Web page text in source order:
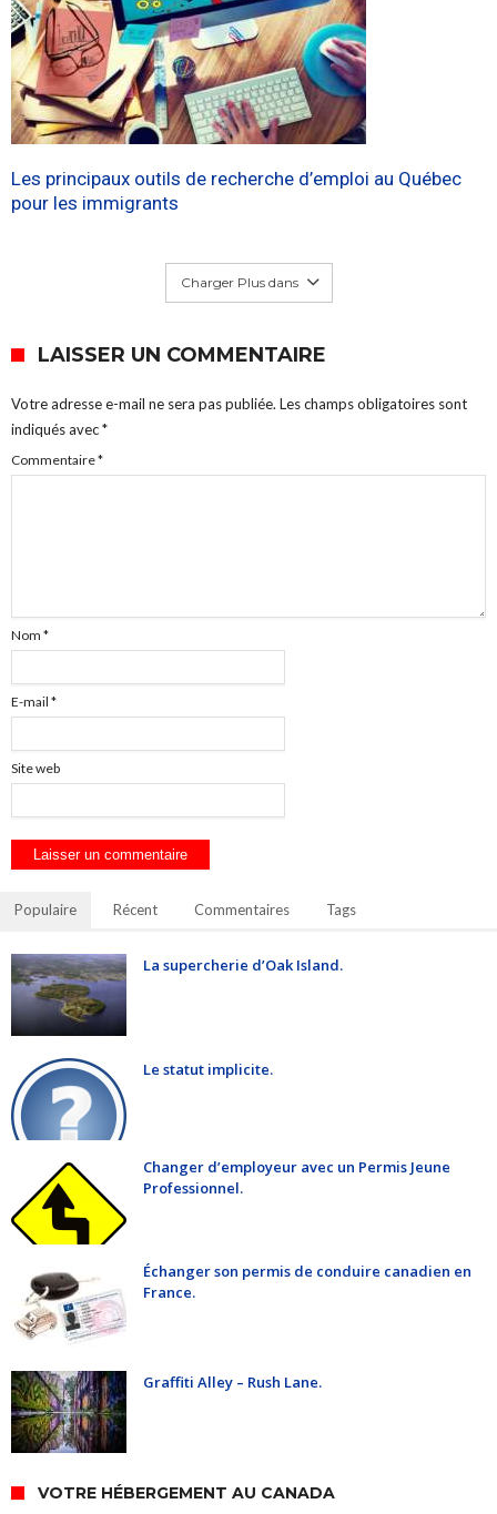
Les principaux outils de recherche d’emploi au Québec
pour les immigrants
Charger Plus dans
LAISSER UN COMMENTAIRE
Votre adresse e-mail ne sera pas publiée. Les champs obligatoires sont
indiqués avec*
Commentaire*
Nom *
E-mail *
Site web
Populaire Récent Commentaires Tags
La supercherie d’Oak Island.
Le statut implicite.
Changer d’employeur avec un Permis Jeune
Professionnel.
Échanger son permis de conduire canadien en
France.
Graffiti Alley – Rush Lane.
VOTRE HÉBERGEMENT AU CANADA